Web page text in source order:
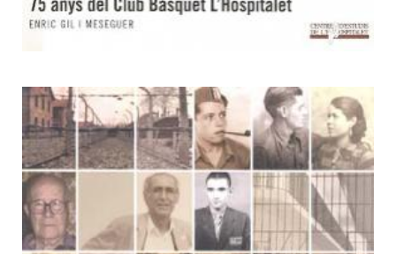
L'Hospitalet lloc de memòria:
exili, deportació, repressió i
lluita antifranquista